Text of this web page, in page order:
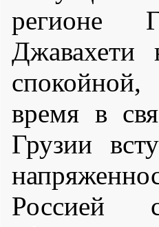
регионе
Джавахети
время в
Грузии
Россией